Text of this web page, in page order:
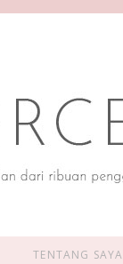
TENTANG SAYA